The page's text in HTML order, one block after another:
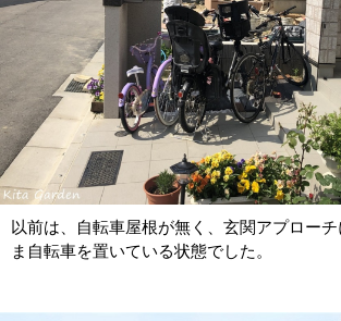
以前は、自転車屋根が無く、玄関アプロー
ま自転車を置いている状態でした。